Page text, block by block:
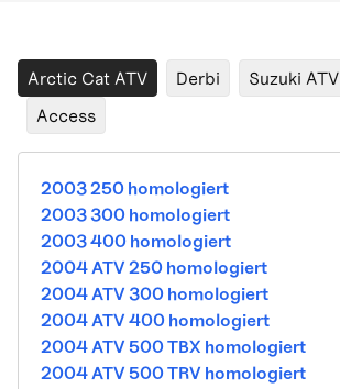
Arctic Cat ATV Derbi Suzuki ATV
Access
2003 250 homologiert
2003 300 homologiert
2003 400 homologiert
2004 ATV 250 homologiert
2004 ATV 300 homologiert
2004 ATV 400 homologiert
2004 ATV 500 TBX homologiert
2004 ATV 500 TRV homologiert